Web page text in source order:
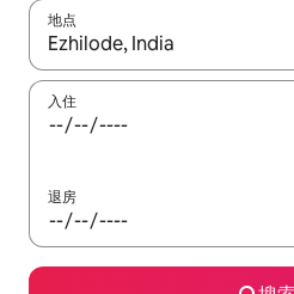
地点
如有搜索结果，请使用上下方向
入住
退房